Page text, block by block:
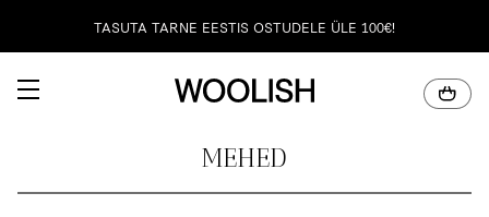
TASUTA TARNE EESTIS OSTUDELE ÜLE 100€!
100% NATURAALNE MERIINOVILL
MEHED